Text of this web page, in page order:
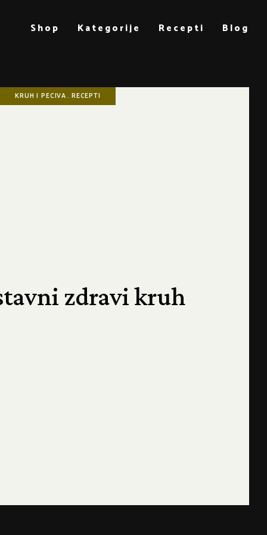
Shop Kategorije Recepti Blog
KRUH I PECIVA RECEPTI
zdravi kruh